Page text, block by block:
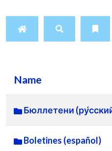
Name
Бюллетени
Boletines (español)